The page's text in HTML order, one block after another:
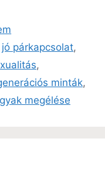
jó párkapcsolat,
,
minták,
megélése